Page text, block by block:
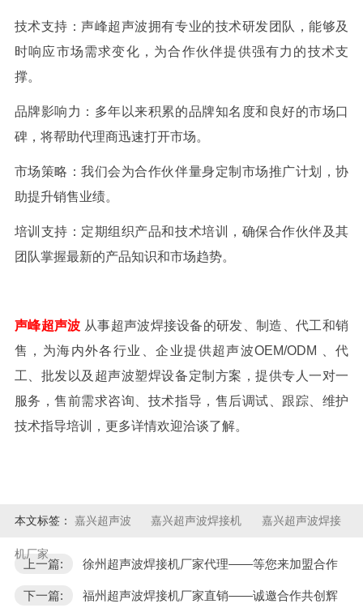
技术支持：声峰超声波拥有专业的技术研发团队，能够及
时响应市场需求变化，为合作伙伴提供强有力的技术支
撑。
品牌影响力：多年以来积累的品牌知名度和良好的市场口
碑，将帮助代理商迅速打开市场。
市场策略：我们会为合作伙伴量身定制市场推广计划，协
助提升销售业绩。
培训支持：定期组织产品和技术培训，确保合作伙伴及其
团队掌握最新的产品知识和市场趋势。
声峰超声波 从事超声波焊接设备的研发、制造、代工和销
售，为海内外各行业、企业提供超声波OEM/ODM 、代
工、批发以及超声波塑焊设备定制方案，提供专人一对一
服务，售前需求咨询、技术指导，售后调试、跟踪、维护
技术指导培训，更多详情欢迎洽谈了解。
本文标签： 嘉兴超声波 嘉兴超声波焊接机 嘉兴超声波焊接
机厂家
上一篇: 徐州超声波焊接机厂家代理——等您来加盟合作
下一篇:
福州超声波焊接机厂家直销——诚邀合作共创辉